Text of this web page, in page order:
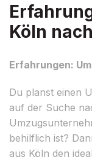
Köln
Erfahrungen:
Du planst einen
auf der Suche
behilflich ist?
aus Köln den